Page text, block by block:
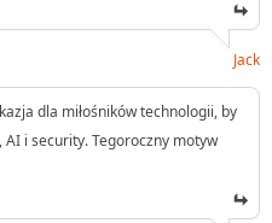
Jack
dla miłośników technologii, by
i security. Tegoroczny motyw